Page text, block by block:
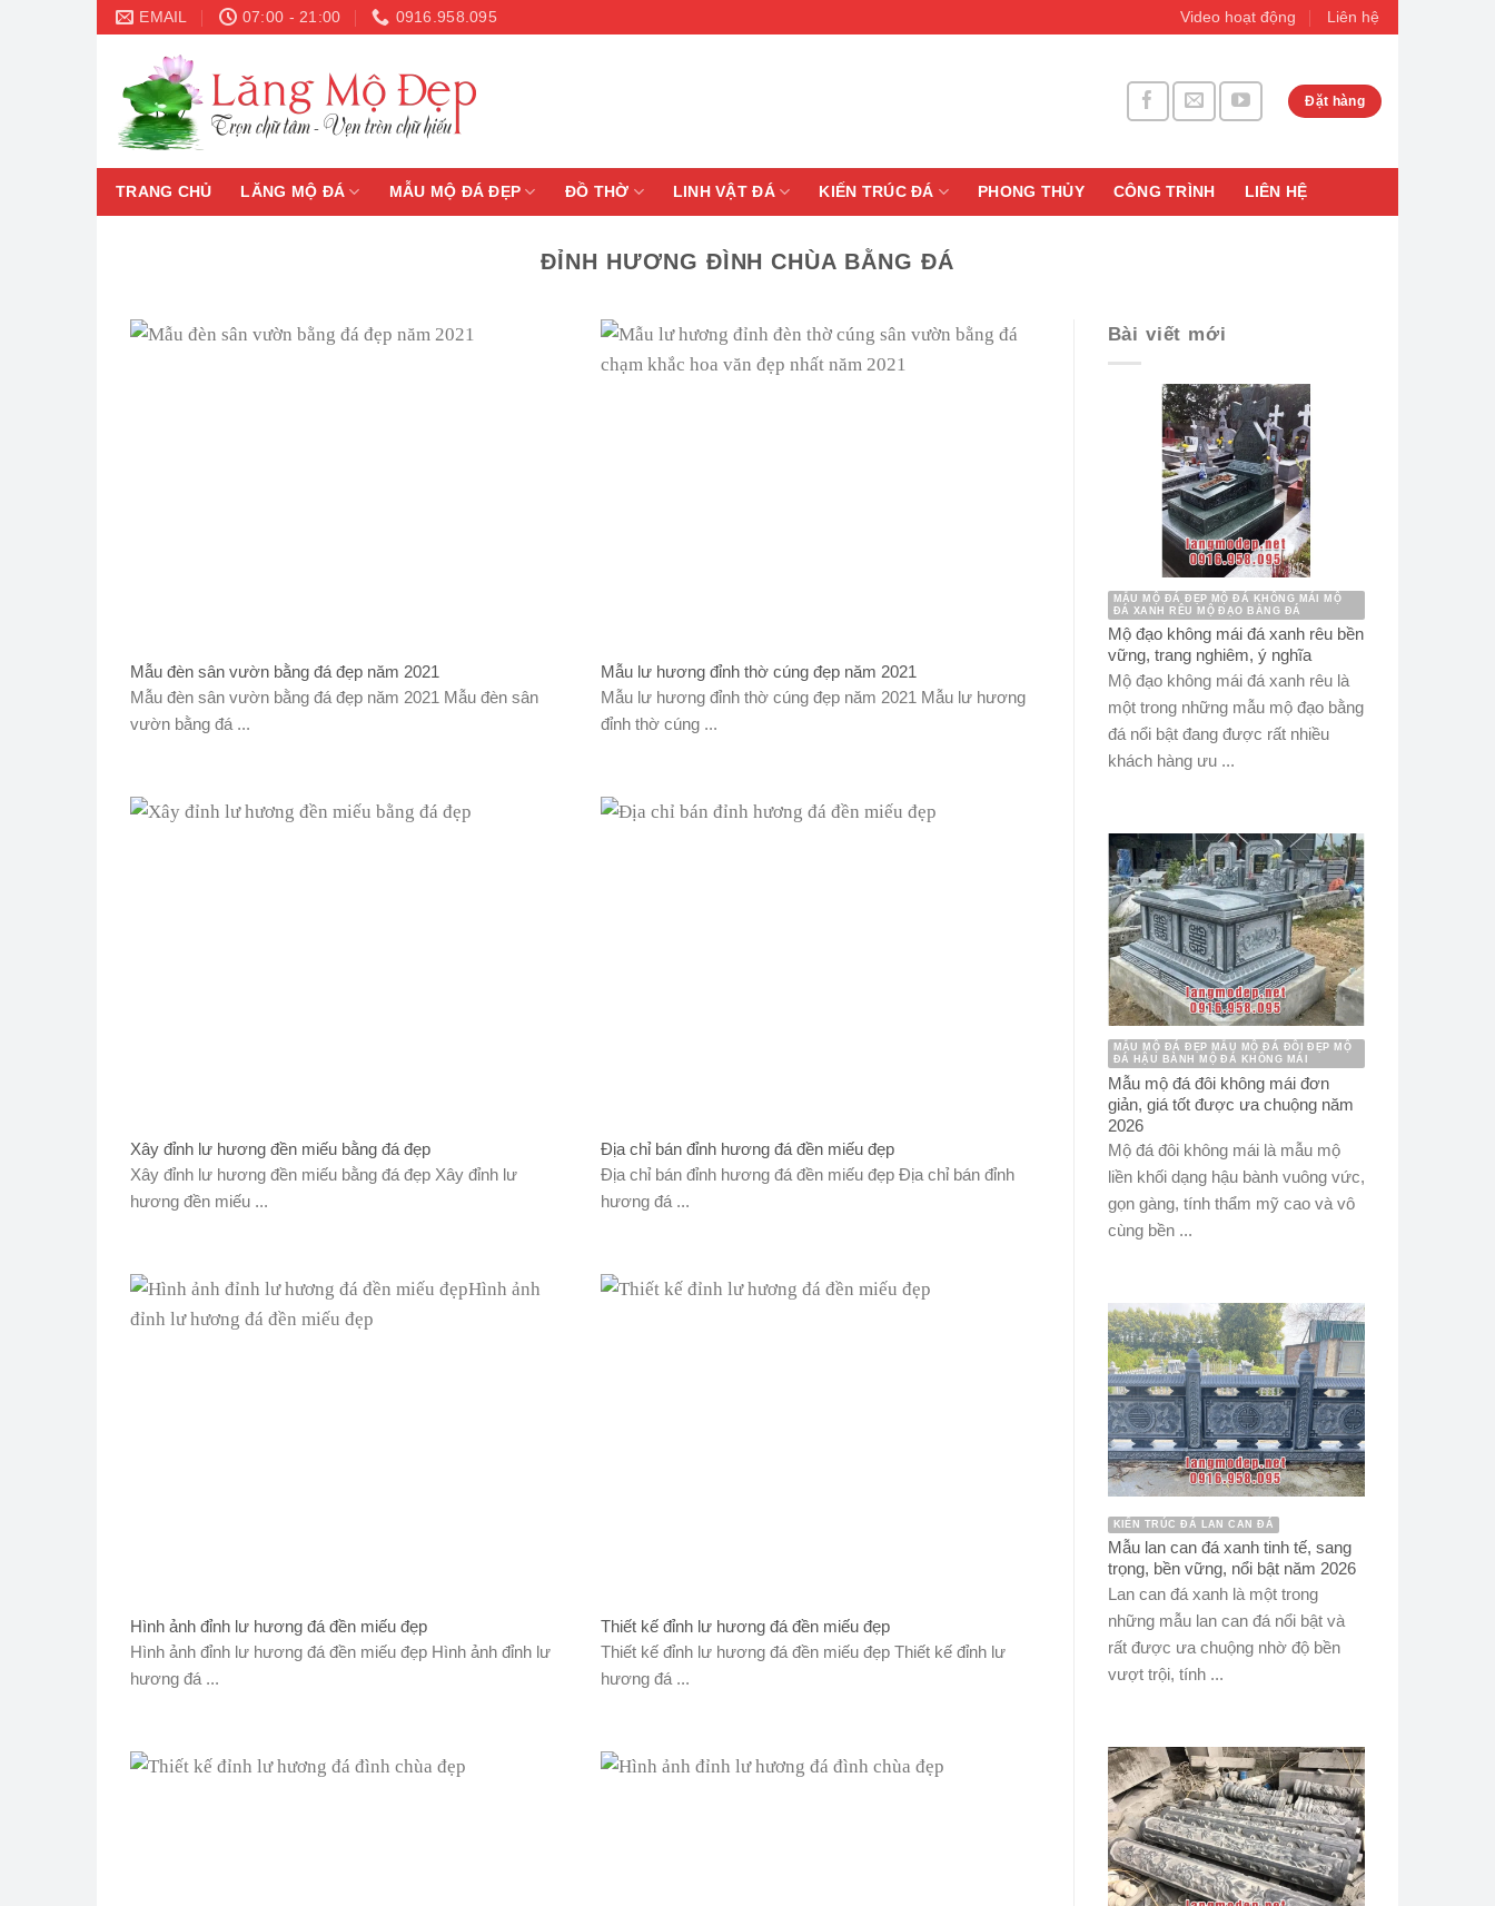
Skip
content
EMAIL 07:00 - 21:00 0916.958.095 Video hoạt động Liên hệ
Đặt hàng
TRANG CHỦ LĂNG MỘ ĐÁ MẪU MỘ ĐÁ ĐẸP ĐỒ THỜ LINH VẬT ĐÁ KIẾN TRÚC ĐÁ PHONG THỦY CÔNG TRÌNH LIÊN HỆ
ĐỈNH HƯƠNG ĐÌNH CHÙA BẰNG ĐÁ
Mẫu đèn sân vườn bằng đá đẹp năm 2021
Mẫu đèn sân vườn bằng đá đẹp năm 2021 Mẫu đèn sân
vườn bằng đá ...
Mẫu lư hương đỉnh thờ cúng đẹp năm 2021
Mẫu lư hương đỉnh thờ cúng đẹp năm 2021 Mẫu lư hương
đỉnh thờ cúng ...
Xây đỉnh lư hương đền miếu bằng đá đẹp
Xây đỉnh lư hương đền miếu bằng đá đẹp Xây đỉnh lư
hương đền miếu ...
Địa chỉ bán đỉnh hương đá đền miếu đẹp
Địa chỉ bán đỉnh hương đá đền miếu đẹp Địa chỉ bán đỉnh
hương đá ...
Hình ảnh đỉnh lư hương đá đền miếu đẹp
Hình ảnh đỉnh lư hương đá đền miếu đẹp Hình ảnh đỉnh lư
hương đá ...
Thiết kế đỉnh lư hương đá đền miếu đẹp
Thiết kế đỉnh lư hương đá đền miếu đẹp Thiết kế đỉnh lư
hương đá ...
Bài viết mới
MẪU MỘ ĐÁ ĐẸP MỘ ĐÁ KHÔNG MÁI MỘ
ĐÁ XANH RÊU MỘ ĐẠO BẰNG ĐÁ
Mộ đạo không mái đá xanh rêu bền
vững, trang nghiêm, ý nghĩa
Mộ đạo không mái đá xanh rêu là
một trong những mẫu mộ đạo bằng
đá nổi bật đang được rất nhiều
khách hàng ưu ...
MẪU MỘ ĐÁ ĐẸP MẪU MỘ ĐÁ ĐÔI ĐẸP MỘ
ĐÁ HẬU BÀNH MỘ ĐÁ KHÔNG MÁI
Mẫu mộ đá đôi không mái đơn
giản, giá tốt được ưa chuộng năm
2026
Mộ đá đôi không mái là mẫu mộ
liền khối dạng hậu bành vuông vức,
gọn gàng, tính thẩm mỹ cao và vô
cùng bền ...
KIẾN TRÚC ĐÁ LAN CAN ĐÁ
Mẫu lan can đá xanh tinh tế, sang
trọng, bền vững, nổi bật năm 2026
Lan can đá xanh là một trong
những mẫu lan can đá nổi bật và
rất được ưa chuộng nhờ độ bền
vượt trội, tính ...